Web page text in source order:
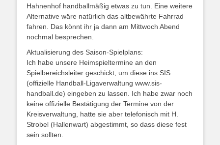
Hahnenhof handballmäßig etwas zu tun. Eine weitere
Alternative wäre natürlich das altbewährte Fahrrad
fahren. Das könnt ihr ja dann am Mittwoch Abend
nochmal besprechen.
Aktualisierung des Saison-Spielplans:
Ich habe unsere Heimspieltermine an den
Spielbereichsleiter geschickt, um diese ins SIS
(offizielle Handball-Ligaverwaltung www.sis-
handball.de) eingeben zu lassen. Ich habe zwar noch
keine offizielle Bestätigung der Termine von der
Kreisverwaltung, hatte sie aber telefonisch mit H.
Strobel (Hallenwart) abgestimmt, so dass diese fest
sein sollten.